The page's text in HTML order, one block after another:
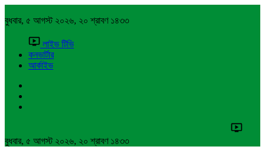
বুধবার, ৫ আগস্ট ২০২৬, ২০ শ্রাবণ ১৪৩৩
লাইভ টিভি
কনভার্টার
আর্কাইভ
বুধবার, ৫ আগস্ট ২০২৬, ২০ শ্রাবণ ১৪৩৩